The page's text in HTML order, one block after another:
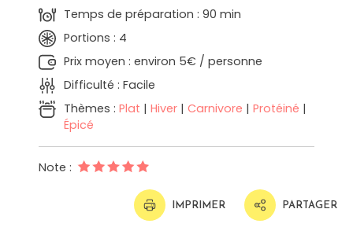
Temps de préparation : 90 min
Portions : 4
Prix moyen : environ 5€ / personne
Difficulté : Facile
Thèmes : Plat | Hiver | Carnivore | Protéiné |
Épicé
Note :
IMPRIMER PARTAGER